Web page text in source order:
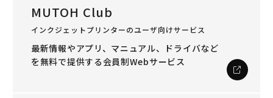
MUTOH Club
インクジェットプリンターのユーザ向けサービス
最新情報やアプリ、マニュアル、ドライバなど
を無料で提供する会員制Webサービス